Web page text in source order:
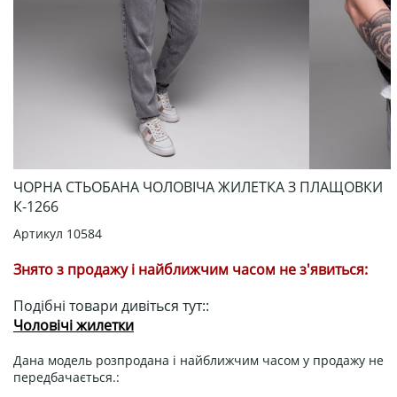
ЧОРНА СТЬОБАНА ЧОЛОВІЧА ЖИЛЕТКА З ПЛАЩОВКИ
К-1266
Артикул 10584
Знято з продажу і найближчим часом не з'явиться:
Подібні товари дивіться тут::
Чоловічі жилетки
Дана модель розпродана і найближчим часом у продажу не
передбачається.: